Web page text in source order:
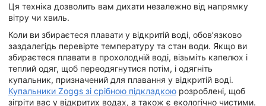
Ця техніка дозволить вам дихати незалежно від напрямку
вітру чи хвиль.
Коли ви збираєтеся плавати у відкритій воді, обов’язково
заздалегідь перевірте температуру та стан води. Якщо ви
збираєтеся плавати в прохолодній воді, візьміть капелюх і
теплий одяг, щоб переодягнутися потім, і одягніть
купальник, призначений для плавання у відкритій воді.
Купальники Zoggs зі срібною підкладкою розроблені, щоб
зігріти вас у відкритих водах, а також є екологічно чистими.